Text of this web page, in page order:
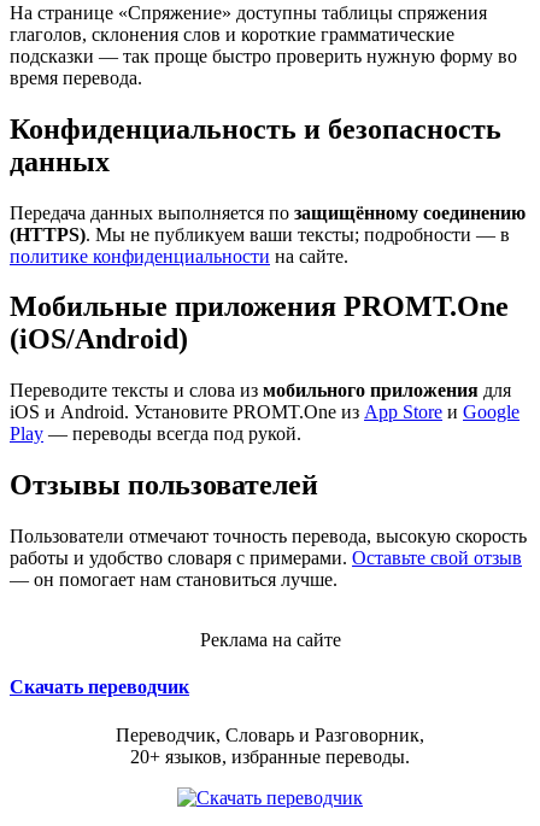
На странице «Спряжение» доступны таблицы спряжения
глаголов, склонения слов и короткие грамматические
подсказки — так проще быстро проверить нужную форму во
время перевода.
Конфиденциальность и безопасность
данных
Передача данных выполняется по защищённому соединению
(HTTPS). Мы не публикуем ваши тексты; подробности — в
политике конфиденциальности на сайте.
Мобильные приложения PROMT.One
(iOS/Android)
Переводите тексты и слова из мобильного приложения для
iOS и Android. Установите PROMT.One из App Store и Google
Play — переводы всегда под рукой.
Отзывы пользователей
Пользователи отмечают точность перевода, высокую скорость
работы и удобство словаря с примерами. Оставьте свой отзыв
— он помогает нам становиться лучше.
Реклама на сайте
Скачать переводчик
Переводчик, Словарь и Разговорник,
20+ языков, избранные переводы.